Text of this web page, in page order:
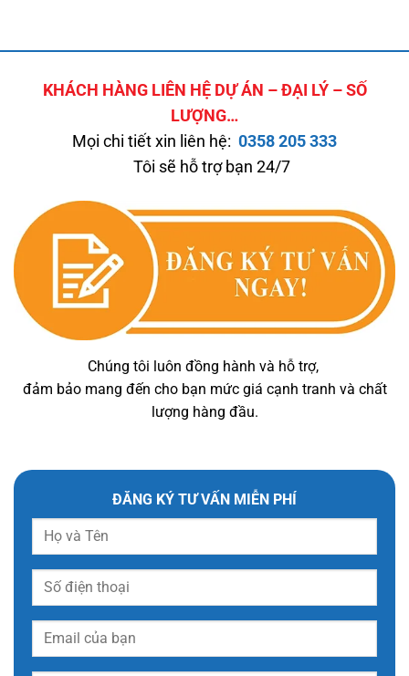
KHÁCH HÀNG LIÊN HỆ DỰ ÁN – ĐẠI LÝ – SỐ
LƯỢNG…
Mọi chi tiết xin liên hệ: 0358 205 333
Tôi sẽ hỗ trợ bạn 24/7
Chúng tôi luôn đồng hành và hỗ trợ,
đảm bảo mang đến cho bạn mức giá cạnh tranh và chất
lượng hàng đầu.
ĐĂNG KÝ TƯ VẤN MIỄN PHÍ